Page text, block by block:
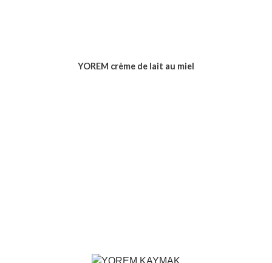
YOREM crème de lait au miel